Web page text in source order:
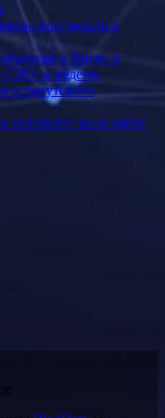
пострадали в
в Киеве и
СВО за неделю
без
интернету из-за работ